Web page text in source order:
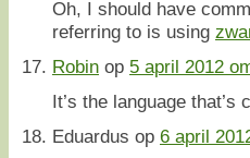
Oh, I should have
referring to is using
Robin op 5 april 2012
It’s the language
Eduardus op 6 april